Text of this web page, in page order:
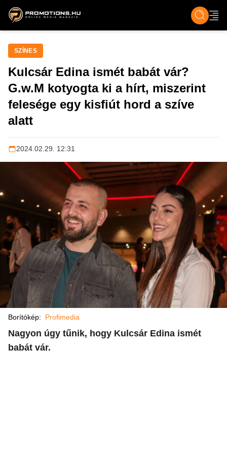
ZENE, FILM & KULT ÉLET TECH &
SZÍNES
Kulcsár Edina ismét babát vár?
G.w.M kotyogta ki a hírt, miszerint
felesége egy kisfiút hord a szíve
alatt
2024.02.29. 12:31
Borítókép: Profimedia
Nagyon úgy tűnik, hogy Kulcsár Edina ismét
babát vár.